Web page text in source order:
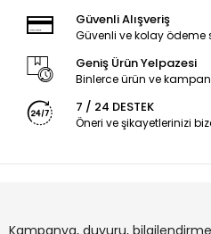
Güvenli Alışveriş
Güvenli ve kolay ödeme
Geniş Ürün Yelpazesi
Binlerce ürün ve
7 / 24 DESTEK
Öneri ve şikayetlerinizi
Kampanya, duyuru,